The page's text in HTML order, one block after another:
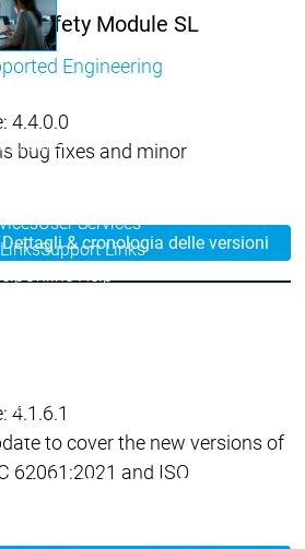
Engineering
User Services
LinksSupport Links
Online Help
Filiali
Dati - FattiCifre - Dati - Fatti
Safety Module SL
4.4.0.0
bug fixes and minor
Dettagli & cronologia delle versioni
4.1.6.1
to cover the new versions of
62061:2021 and ISO